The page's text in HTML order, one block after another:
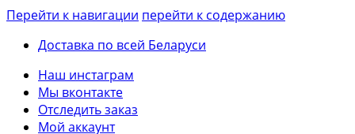
Перейти к навигации перейти к содержанию
Доставка по всей Беларуси
Наш инстаграм
Мы вконтакте
Отследить заказ
Мой аккаунт